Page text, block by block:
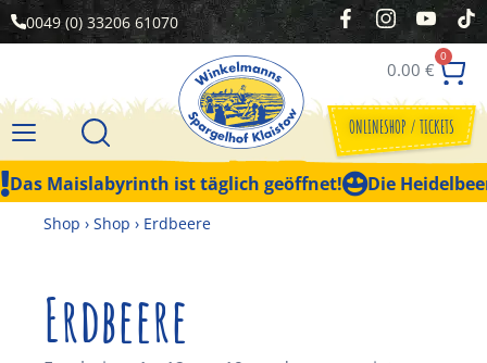
0049 (0) 33206 61070
0.00€
0
ONLINESHOP / TICKETS
Das Maislabyrinth ist täglich geöffnet! Die
Shop › Shop › Erdbeere
Erdbeere